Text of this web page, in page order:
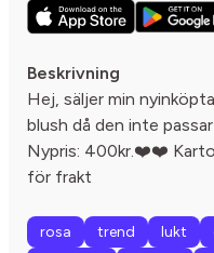
Beskrivning
Hej, säljer min
blush då den inte
Nypris: 400kr.❤️❤️
för frakt
rosa trend lukt